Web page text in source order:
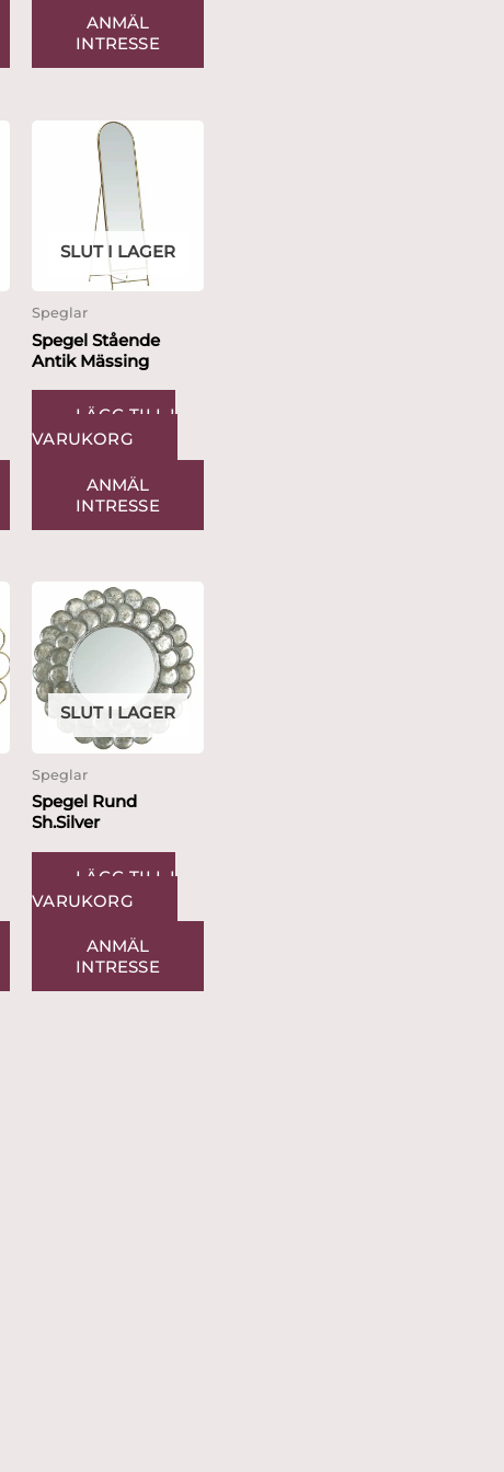
ANMÄL
INTRESSE
SLUT I LAGER
Speglar
Spegel Stående
Antik Mässing
LÄGG TILL I
VARUKORG
ANMÄL
INTRESSE
SLUT I LAGER
Speglar
Spegel Rund
Sh.Silver
LÄGG TILL I
VARUKORG
ANMÄL
INTRESSE